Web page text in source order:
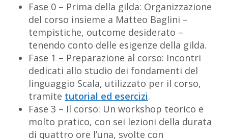
Fase 0 – Prima della gilda: Organizzazione
del corso insieme a Matteo Baglini –
tempistiche, outcome desiderato –
tenendo conto delle esigenze della gilda.
Fase 1 – Preparazione al corso: Incontri
dedicati allo studio dei fondamenti del
linguaggio Scala, utilizzato per il corso,
tramite tutorial ed esercizi.
Fase 3 – Il corso: Un workshop teorico e
molto pratico, con sei lezioni della durata
di quattro ore l’una, svolte con